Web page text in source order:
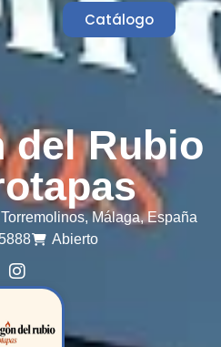
Catálogo
del Rubio
Torremolinos, Málaga,España
Abierto